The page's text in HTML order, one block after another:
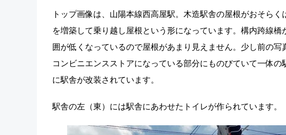
トップ画像は、山陽本線西高屋駅。木造駅舎の屋根がおそら
を増築して乗り越し屋根という形になっています。構内跨線
囲が低くなっているので屋根があまり見えません。少し前の
コンビニエンスストアになっている部分にものびていて一体
に駅舎が改装されています。
駅舎の左（東）には駅舎にあわせたトイレが作られています。